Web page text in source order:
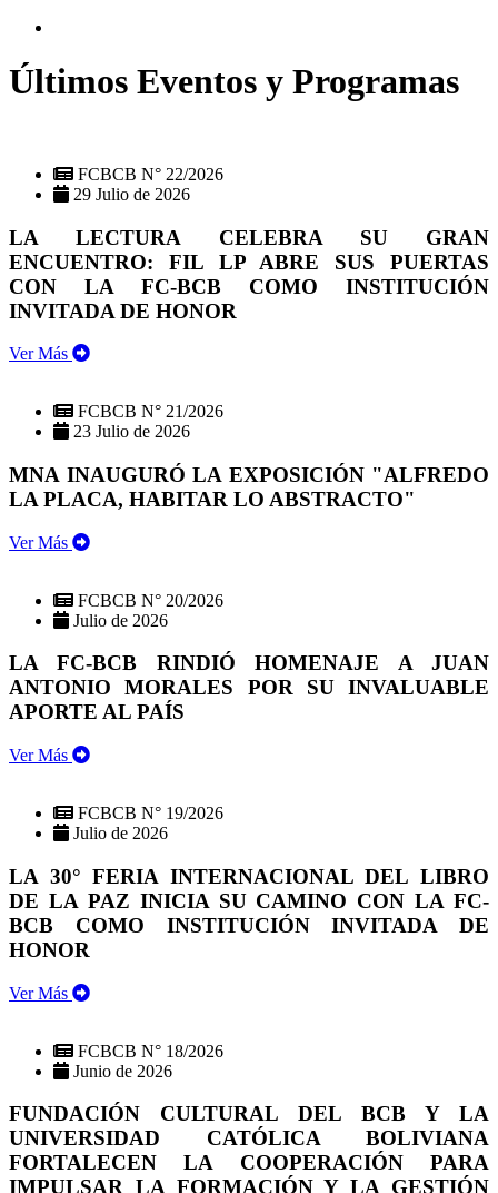
Últimos Eventos y Programas
FCBCB N° 22/2026
29 Julio de 2026
LA LECTURA CELEBRA SU GRAN
ENCUENTRO: FIL LP ABRE SUS PUERTAS
CON LA FC-BCB COMO INSTITUCIÓN
INVITADA DE HONOR
Ver Más
FCBCB N° 21/2026
23 Julio de 2026
MNA INAUGURÓ LA EXPOSICIÓN "ALFREDO
LA PLACA, HABITAR LO ABSTRACTO"
Ver Más
FCBCB N° 20/2026
Julio de 2026
LA FC-BCB RINDIÓ HOMENAJE A JUAN
ANTONIO MORALES POR SU INVALUABLE
APORTE AL PAÍS
Ver Más
FCBCB N° 19/2026
Julio de 2026
LA 30° FERIA INTERNACIONAL DEL LIBRO
DE LA PAZ INICIA SU CAMINO CON LA FC-
BCB COMO INSTITUCIÓN INVITADA DE
HONOR
Ver Más
FCBCB N° 18/2026
Junio de 2026
FUNDACIÓN CULTURAL DEL BCB Y LA
UNIVERSIDAD CATÓLICA BOLIVIANA
FORTALECEN LA COOPERACIÓN PARA
IMPULSAR LA FORMACIÓN Y LA GESTIÓN